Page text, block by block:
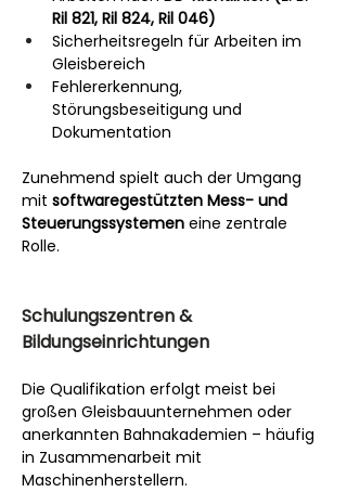
Ril 821, Ril 824, Ril 046)
Sicherheitsregeln für Arbeiten im
Gleisbereich
Fehlererkennung,
Störungsbeseitigung und
Dokumentation
Zunehmend spielt auch der Umgang
mit softwaregestützten Mess- und
Steuerungssystemen eine zentrale
Rolle.
Schulungszentren &
Bildungseinrichtungen
Die Qualifikation erfolgt meist bei
großen Gleisbauunternehmen oder
anerkannten Bahnakademien – häufig
in Zusammenarbeit mit
Maschinenherstellern.